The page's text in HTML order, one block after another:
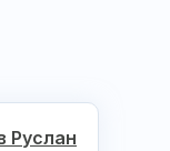
Руслан